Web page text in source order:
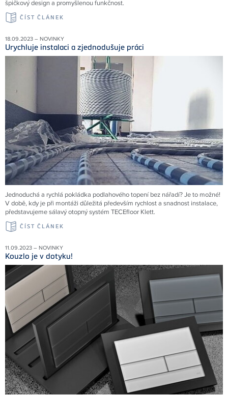
špičkový design a promyšlenou funkčnost.
ČÍST ČLÁNEK
18.09.2023 – NOVINKY
Urychluje instalaci a zjednodušuje práci
Jednoduchá a rychlá pokládka podlahového topení bez nářadí? Je to možné!
V době, kdy je při montáži důležitá především rychlost a snadnost instalace,
představujeme sálavý otopný systém TECEfloor Klett.
ČÍST ČLÁNEK
11.09.2023 – NOVINKY
Kouzlo je v dotyku!